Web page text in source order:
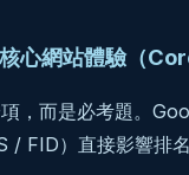
心網站體驗（
，而是必考題。
/ FID）直接影響排名